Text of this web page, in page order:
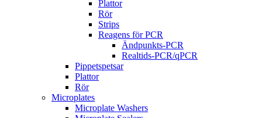
Plattor
Rör
Strips
Reagens för PCR
Ändpunkts-PCR
Realtids-PCR/qPCR
Pippetspetsar
Plattor
Rör
Microplates
Microplate Washers